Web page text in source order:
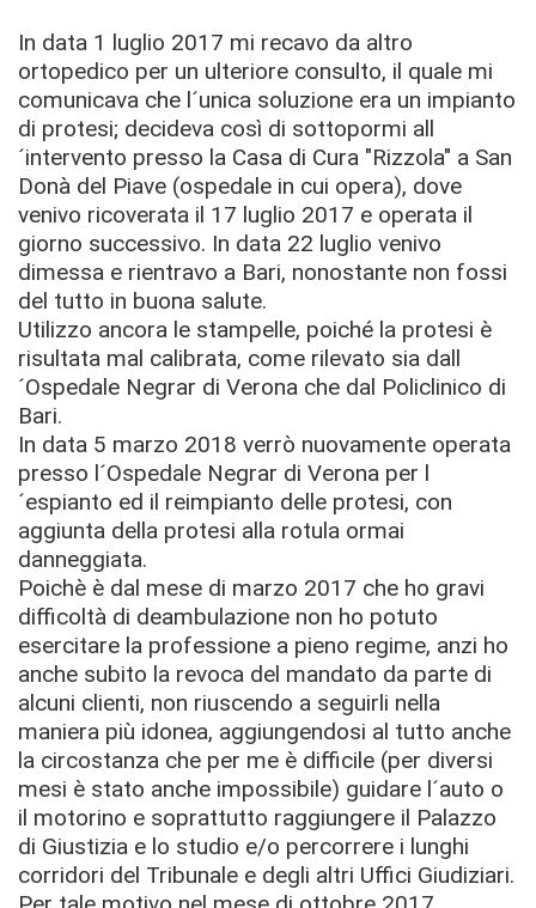
In data 1 luglio 2017 mi recavo da altro
ortopedico per un ulteriore consulto, il quale mi
comunicava che l´unica soluzione era un impianto
di protesi; decideva così di sottopormi all
´intervento presso la Casa di Cura "Rizzola" a San
Donà del Piave (ospedale in cui opera), dove
venivo ricoverata il 17 luglio 2017 e operata il
giorno successivo. In data 22 luglio venivo
dimessa e rientravo a Bari, nonostante non fossi
del tutto in buona salute.
Utilizzo ancora le stampelle, poiché la protesi è
risultata mal calibrata, come rilevato sia dall
´Ospedale Negrar di Verona che dal Policlinico di
Bari.
In data 5 marzo 2018 verrò nuovamente operata
presso l´Ospedale Negrar di Verona per l
´espianto ed il reimpianto delle protesi, con
aggiunta della protesi alla rotula ormai
danneggiata.
Poichè è dal mese di marzo 2017 che ho gravi
difficoltà di deambulazione non ho potuto
esercitare la professione a pieno regime, anzi ho
anche subito la revoca del mandato da parte di
alcuni clienti, non riuscendo a seguirli nella
maniera più idonea, aggiungendosi al tutto anche
la circostanza che per me è difficile (per diversi
mesi è stato anche impossibile) guidare l´auto o
il motorino e soprattutto raggiungere il Palazzo
di Giustizia e lo studio e/o percorrere i lunghi
corridori del Tribunale e degli altri Uffici Giudiziari.